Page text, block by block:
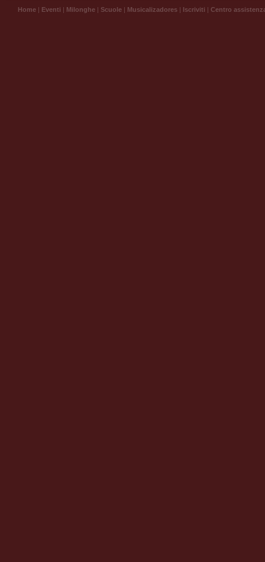
Home | Eventi | Milonghe | Scuole | Musicalizadores | Iscriviti | Centro